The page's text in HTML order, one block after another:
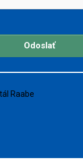
Odoslať
Raabe